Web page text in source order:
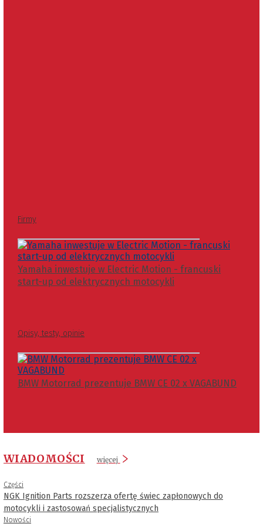
Firmy
Yamaha inwestuje w Electric Motion - francuski
start-up od elektrycznych motocykli
Opisy, testy, opinie
BMW Motorrad prezentuje BMW CE 02 x VAGABUND
WIADOMOŚCI więcej
Części
NGK Ignition Parts rozszerza ofertę świec zapłonowych do
motocykli i zastosowań specjalistycznych
Nowości